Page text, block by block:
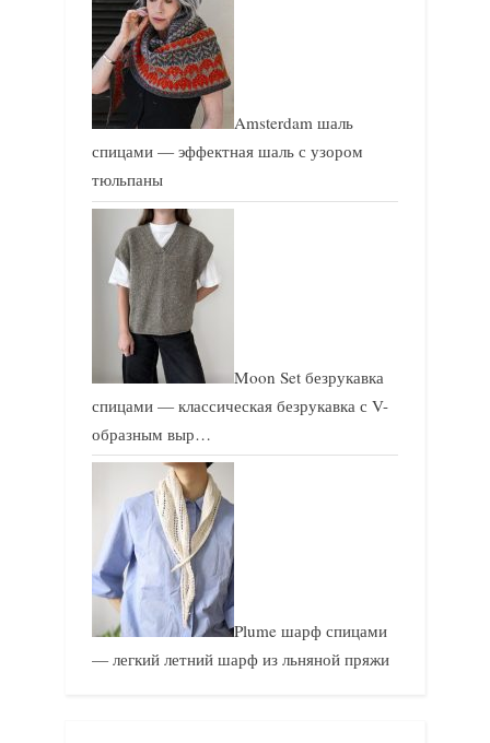
Amsterdam шаль
спицами — эффектная шаль с узором
тюльпаны
Moon Set безрукавка
спицами — классическая безрукавка с V-
образным выр…
Plume шарф спицами
— легкий летний шарф из льняной пряжи